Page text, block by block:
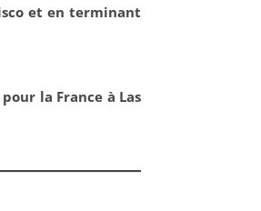
et en terminant
la France à Las